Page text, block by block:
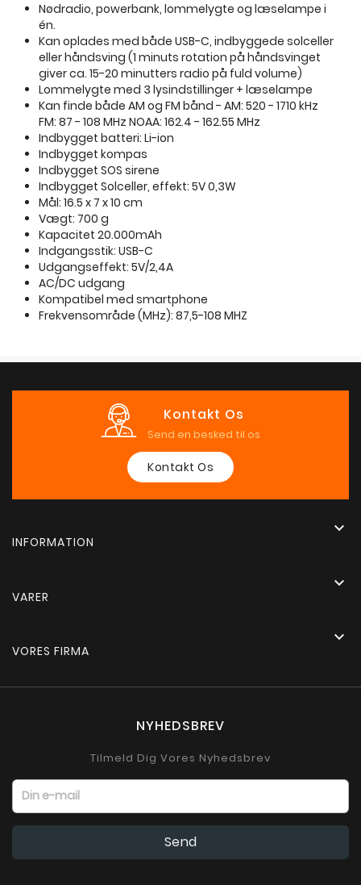
Nødradio, powerbank, lommelygte og læselampe i
én.
Kan oplades med både USB-C, indbyggede solceller
eller håndsving (1 minuts rotation på håndsvinget
giver ca. 15-20 minutters radio på fuld volume)
Lommelygte med 3 lysindstillinger + læselampe
Kan finde både AM og FM bånd - AM: 520 - 1710 kHz
FM: 87 - 108 MHz NOAA: 162.4 - 162.55 MHz
Indbygget batteri: Li-ion
Indbygget kompas
Indbygget SOS sirene
Indbygget Solceller, effekt: 5V 0,3W
Mål: 16.5 x 7 x 10 cm
Vægt: 700 g
Kapacitet 20.000mAh
Indgangsstik: USB-C
Udgangseffekt: 5V/2,4A
AC/DC udgang
Kompatibel med smartphone
Frekvensområde (MHz): 87,5-108 MHZ
Kontakt Os
Send en besked til os
Kontakt Os
INFORMATION

VARER

VORES FIRMA

NYHEDSBREV
Tilmeld Dig Vores Nyhedsbrev